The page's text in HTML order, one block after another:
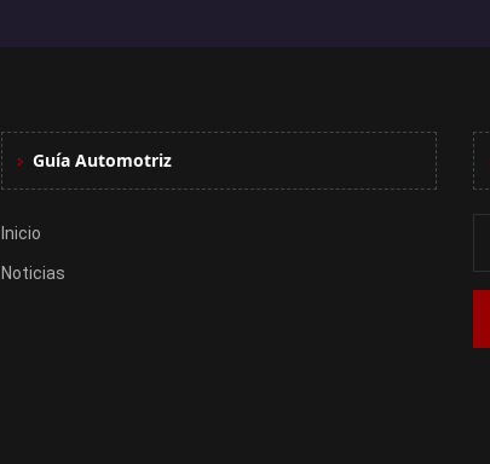
Guía Automotriz
Inicio
Noticias